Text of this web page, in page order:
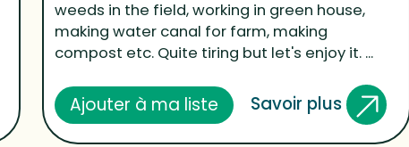
weeds in the field, working in green house,
making water canal for farm, making
compost etc. Quite tiring but let's enjoy it. ...
Ajouter à ma liste Savoir plus